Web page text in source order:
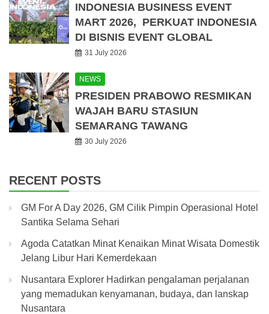
INDONESIA BUSINESS EVENT
MART 2026, PERKUAT INDONESIA
DI BISNIS EVENT GLOBAL
31 July 2026
NEWS
PRESIDEN PRABOWO RESMIKAN
WAJAH BARU STASIUN
SEMARANG TAWANG
30 July 2026
RECENT POSTS
GM For A Day 2026, GM Cilik Pimpin Operasional Hotel
Santika Selama Sehari
Agoda Catatkan Minat Kenaikan Minat Wisata Domestik
Jelang Libur Hari Kemerdekaan
Nusantara Explorer Hadirkan pengalaman perjalanan
yang memadukan kenyamanan, budaya, dan lanskap
Nusantara